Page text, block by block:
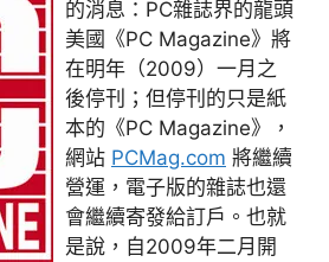
的消息：PC雜誌界的龍頭
美國《PC Magazine》將
在明年（2009）一月之
後停刊；但停刊的只是紙
本的《PC Magazine》，
網站 PCMag.com 將繼續
營運，電子版的雜誌也還
會繼續寄發給訂戶。也就
是說，自2009年二月開